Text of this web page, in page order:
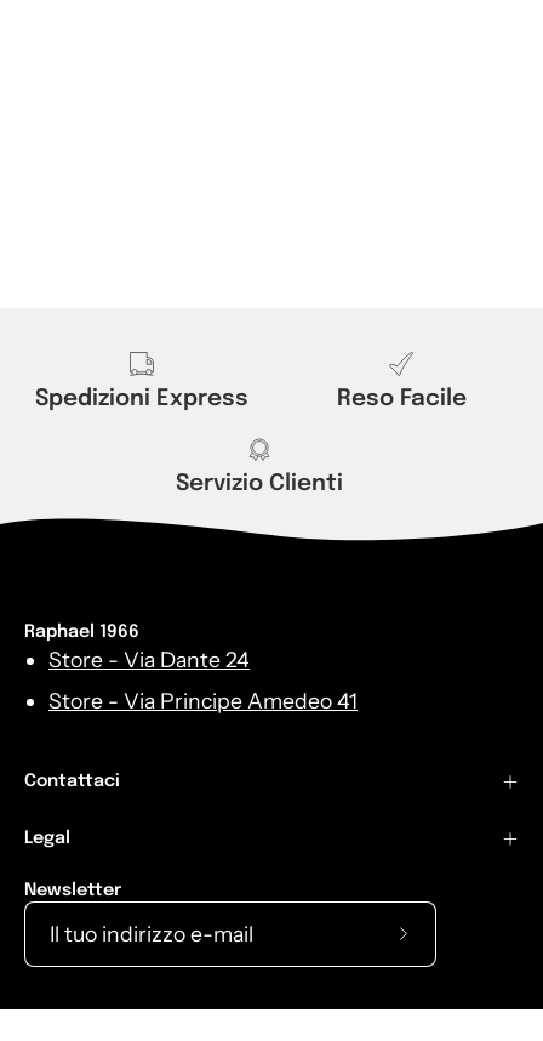
Spedizioni Express Reso Facile
Servizio Clienti
Raphael 1966
Store - Via Dante 24
Store - Via Principe Amedeo 41
Contattaci
Legal
Newsletter
Iscriviti
nostra